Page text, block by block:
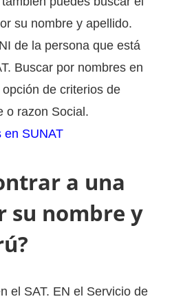
su nombre y apellido.
de la persona que está
Buscar por nombres en
de criterios de
o razon Social.
en SUNAT
a una
su nombre y
el SAT. EN el Servicio de